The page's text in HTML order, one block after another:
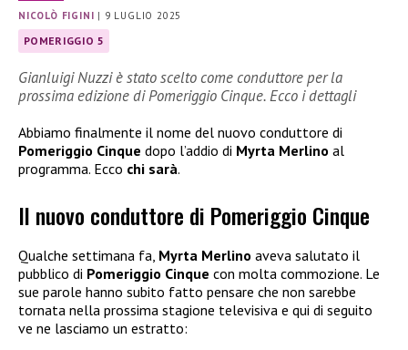
NICOLÒ FIGINI | 9 LUGLIO 2025
POMERIGGIO 5
Gianluigi Nuzzi è stato scelto come conduttore per la
prossima edizione di Pomeriggio Cinque. Ecco i dettagli
Abbiamo finalmente il nome del nuovo conduttore di
Pomeriggio Cinque dopo l’addio di Myrta Merlino al
programma. Ecco chi sarà.
Il nuovo conduttore di Pomeriggio Cinque
Qualche settimana fa, Myrta Merlino aveva salutato il
pubblico di Pomeriggio Cinque con molta commozione. Le
sue parole hanno subito fatto pensare che non sarebbe
tornata nella prossima stagione televisiva e qui di seguito
ve ne lasciamo un estratto: